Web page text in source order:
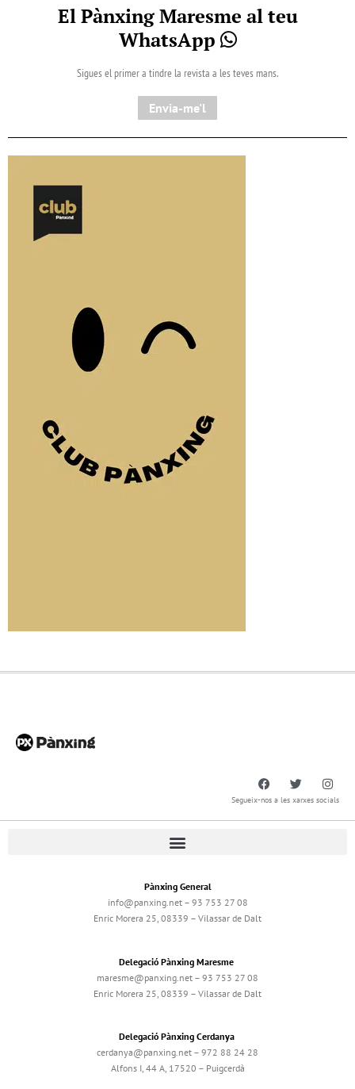
El Pànxing Maresme al teu
WhatsApp
Sigues el primer a tindre la revista a les teves mans.
Envia-me'l
Segueix-nos a les xarxes socials
Pànxing General
info@panxing.net – 93 753 27 08
Enric Morera 25, 08339 – Vilassar de Dalt
Delegació Pànxing Maresme
maresme@panxing.net – 93 753 27 08
Enric Morera 25, 08339 – Vilassar de Dalt
Delegació Pànxing Cerdanya
cerdanya@panxing.net – 972 88 24 28
Alfons I, 44 A, 17520 – Puigcerdà